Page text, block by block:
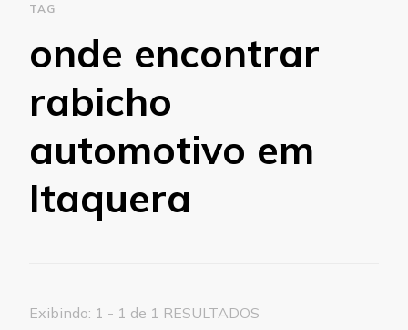
TAG
onde encontrar
rabicho
automotivo em
Itaquera
Exibindo: 1 - 1 de 1 RESULTADOS